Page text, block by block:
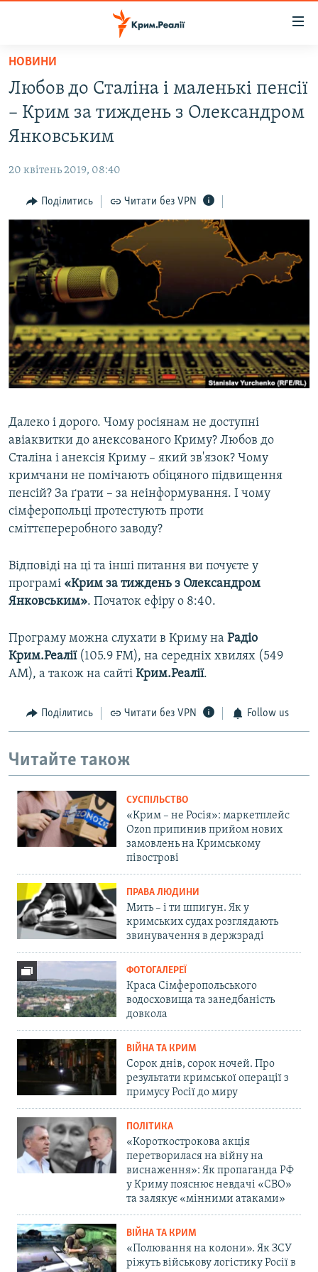
Перейти
основного
матеріалу
Перейти
до
основної
Перейти
до
пошуку
НОВИНИ
ВОДА.КРИМ
ВІДЕО ТА ФОТО
БЛОГИ
ПОГЛЯД
ІНТЕРВ'Ю
ВСЕ ЗА ДЕНЬ
СПЕЦПРОЕКТИ
ДЕПОРТАЦІЯ
ВІДЕОУРОКИ «ELIFBE»
СВІДЧЕННЯ ОКУПАЦІЇ
УКРАЇНСЬКА ПРОБЛЕМА КРИМУ
ЯК ОБІЙТИ БЛОКУВАННЯ
Русский
Qırımtatar
Усі сайти RFE/RL
НОВИНИ
Любов до Сталіна і маленькі пенсії
– Крим за тиждень з Олександром
Янковським
20 квітень 2019, 08:40
Поділитись Читати без VPN
Далеко і дорого. Чому росіянам не доступні
авіаквитки до анексованого Криму? Любов до
Сталіна і анексія Криму – який зв'язок? Чому
кримчани не помічають обіцяного підвищення
пенсій? За ґрати – за неінформування. І чому
сімферопольці протестують проти
сміттєпереробного заводу?
Відповіді на ці та інші питання ви почуєте у
програмі «Крим за тиждень з Олександром
Янковським». Початок ефіру о 8:40.
Програму можна слухати в Криму на Радіо
Крим.Реалії(105.9 FM), на середніх хвилях (549
АМ), а також на сайті Крим.Реалії.
Поділитись Читати без VPN Follow us
Читайте також
СУСПІЛЬСТВО
«Крим – не Росія»: маркетплейс
Ozon припинив прийом нових
замовлень на Кримському
півострові
ПРАВА ЛЮДИНИ
Мить – і ти шпигун. Як у
кримських судах розглядають
звинувачення в держзраді
ФОТОГАЛЕРЕЇ
Краса Сімферопольського
водосховища та занедбаність
довкола
ВІЙНА ТА КРИМ
Сорок днів, сорок ночей. Про
результати кримської операції з
примусу Росії до миру
ПОЛІТИКА
«Короткострокова акція
перетворилася на війну на
виснаження»: Як пропаганда РФ
у Криму пояснює невдачі «СВО»
та залякує «мінними атаками»
ВІЙНА ТА КРИМ
«Полювання на колони». Як ЗСУ
ріжуть військову логістику Росії в